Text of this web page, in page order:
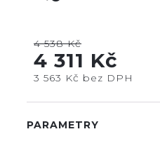
4 538 Kč
4 311 Kč
3 563 Kč bez DPH
PARAMETRY